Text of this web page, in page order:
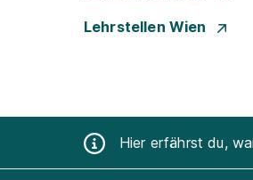
Lehrstellen Wien
Hier erfährst du,